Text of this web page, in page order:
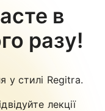
в
разу!
у стилі Regitra.
лекції